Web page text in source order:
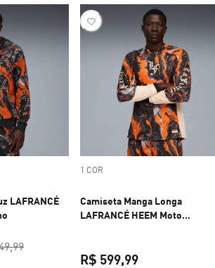
LAFRANCÉ
preço original R$ 749,99
1 COR
Camiseta Manga Longa
LAFRANCÉ HEEM Moto
R$ 599,99